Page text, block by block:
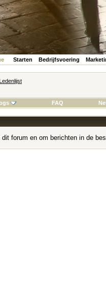
Starten Bedrijfsvoering
FAQ
forum en om berichten in de